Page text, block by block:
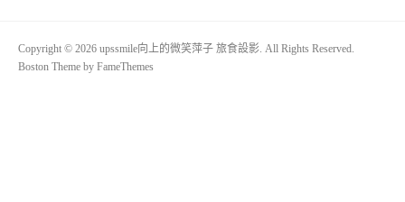
Copyright © 2026 upssmile向上的微笑萍子 旅食設影. All Rights Reserved.
Boston Theme by FameThemes